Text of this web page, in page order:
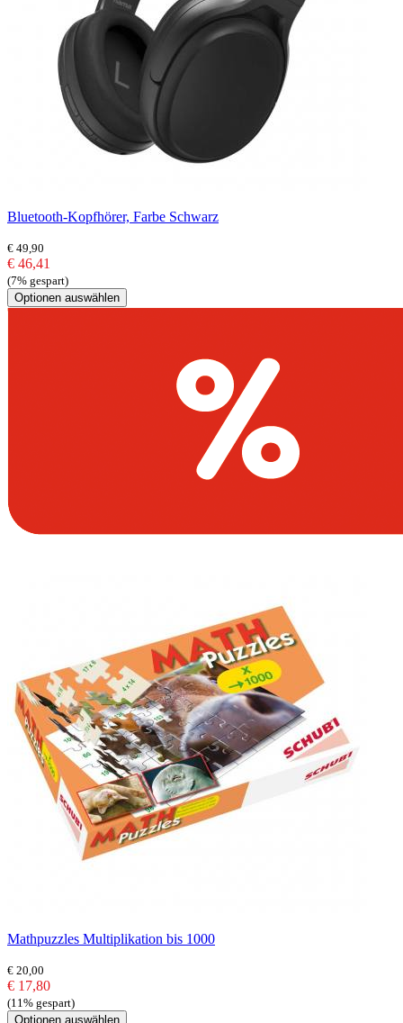
Bluetooth-Kopfhörer, Farbe Schwarz
€ 49,90
€ 46,41
(7% gespart)
Mathpuzzles Multiplikation bis 1000
€ 20,00
€ 17,80
(11% gespart)